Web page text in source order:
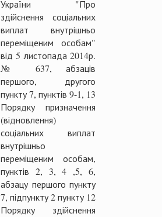
України "Про
здійснення соціальних
виплат внутрішньо
переміщеним особам"
від 5 листопада 2014р.
№ 637, абзаців
першого, другого
пункту 7, пунктів 9-1, 13
Порядку призначення
(відновлення)
соціальних виплат
внутрішньо
переміщеним особам,
пунктів 2, 3, 4 ,5, 6,
абзацу першого пункту
7, підпункту 2 пункту 12
Порядку здійснення